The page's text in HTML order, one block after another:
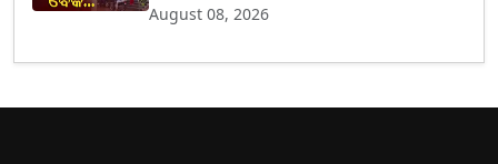
August 08, 2026